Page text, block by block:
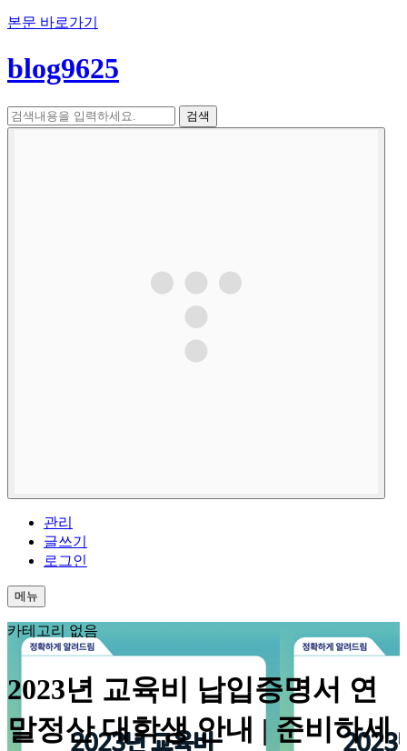
본문 바로가기
blog9625
검색
관리
글쓰기
로그인
메뉴
카테고리 없음
2023년 교육비 납입증명서 연
말정산 대학생 안내 | 준비하세